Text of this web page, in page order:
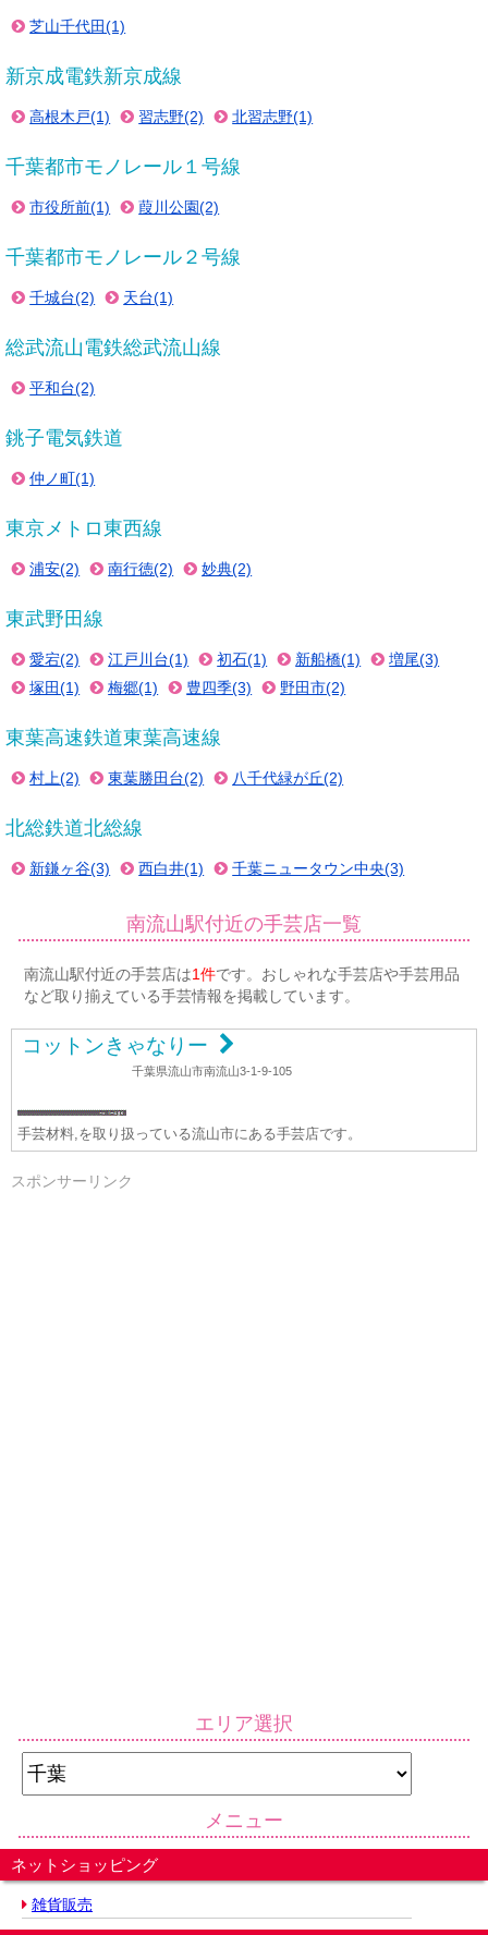
芝山千代田(1)
新京成電鉄新京成線
高根木戸(1) 習志野(2) 北習志野(1)
千葉都市モノレール１号線
市役所前(1) 葭川公園(2)
千葉都市モノレール２号線
千城台(2) 天台(1)
総武流山電鉄総武流山線
平和台(2)
銚子電気鉄道
仲ノ町(1)
東京メトロ東西線
浦安(2) 南行徳(2) 妙典(2)
東武野田線
愛宕(2) 江戸川台(1) 初石(1) 新船橋(1)
増尾(3)
塚田(1)
梅郷(1) 豊四季(3) 野田市(2)
東葉高速鉄道東葉高速線
村上(2) 東葉勝田台(2) 八千代緑が丘(2)
北総鉄道北総線
新鎌ヶ谷(3) 西白井(1) 千葉ニュータウン中央(3)
南流山駅付近の手芸店一覧
南流山駅付近の手芸店は1件です。おしゃれな手芸店や手芸用品
など取り揃えている手芸情報を掲載しています。
コットンきゃなりー
千葉県流山市南流山3-1-9-105
手芸材料,を取り扱っている流山市にある手芸店です。
スポンサーリンク
エリア選択
メニュー
ネットショッピング
雑貨販売